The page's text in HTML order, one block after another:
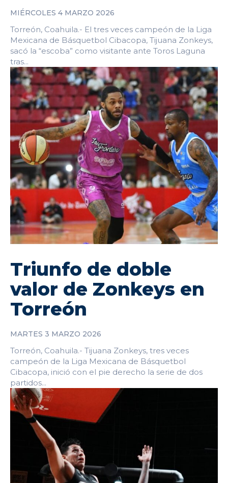
MIÉRCOLES 4 MARZO 2026
Torreón, Coahuila.- El tres veces campeón de la Liga
Mexicana de Básquetbol Cibacopa, Tijuana Zonkeys,
sacó la “escoba” como visitante ante Toros Laguna
tras...
Triunfo de doble
valor de Zonkeys en
Torreón
MARTES 3 MARZO 2026
Torreón, Coahuila.- Tijuana Zonkeys, tres veces
campeón de la Liga Mexicana de Básquetbol
Cibacopa, inició con el pie derecho la serie de dos
partidos...